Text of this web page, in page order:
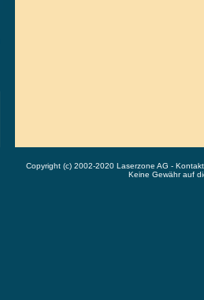
Copyright (c) 2002-2020 Laserzone AG -
Keine Gewähr auf